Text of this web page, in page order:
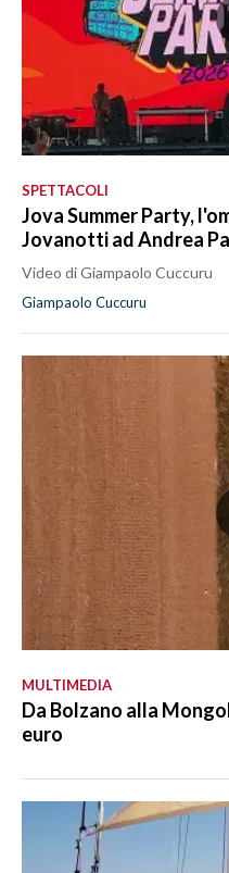
SPETTACOLI
Jova Summer Party,
Jovanotti ad Andrea
Video di Giampaolo Cuccuru
Giampaolo Cuccuru
MULTIMEDIA
Da Bolzano alla
euro